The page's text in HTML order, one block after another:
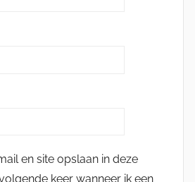
en site opslaan in deze
keer wanneer ik een